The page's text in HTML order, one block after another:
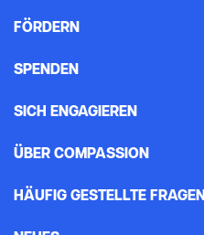
FÖRDERN
SPENDEN
SICH ENGAGIEREN
ÜBER COMPASSION
HÄUFIG GESTELLTE FRAGEN